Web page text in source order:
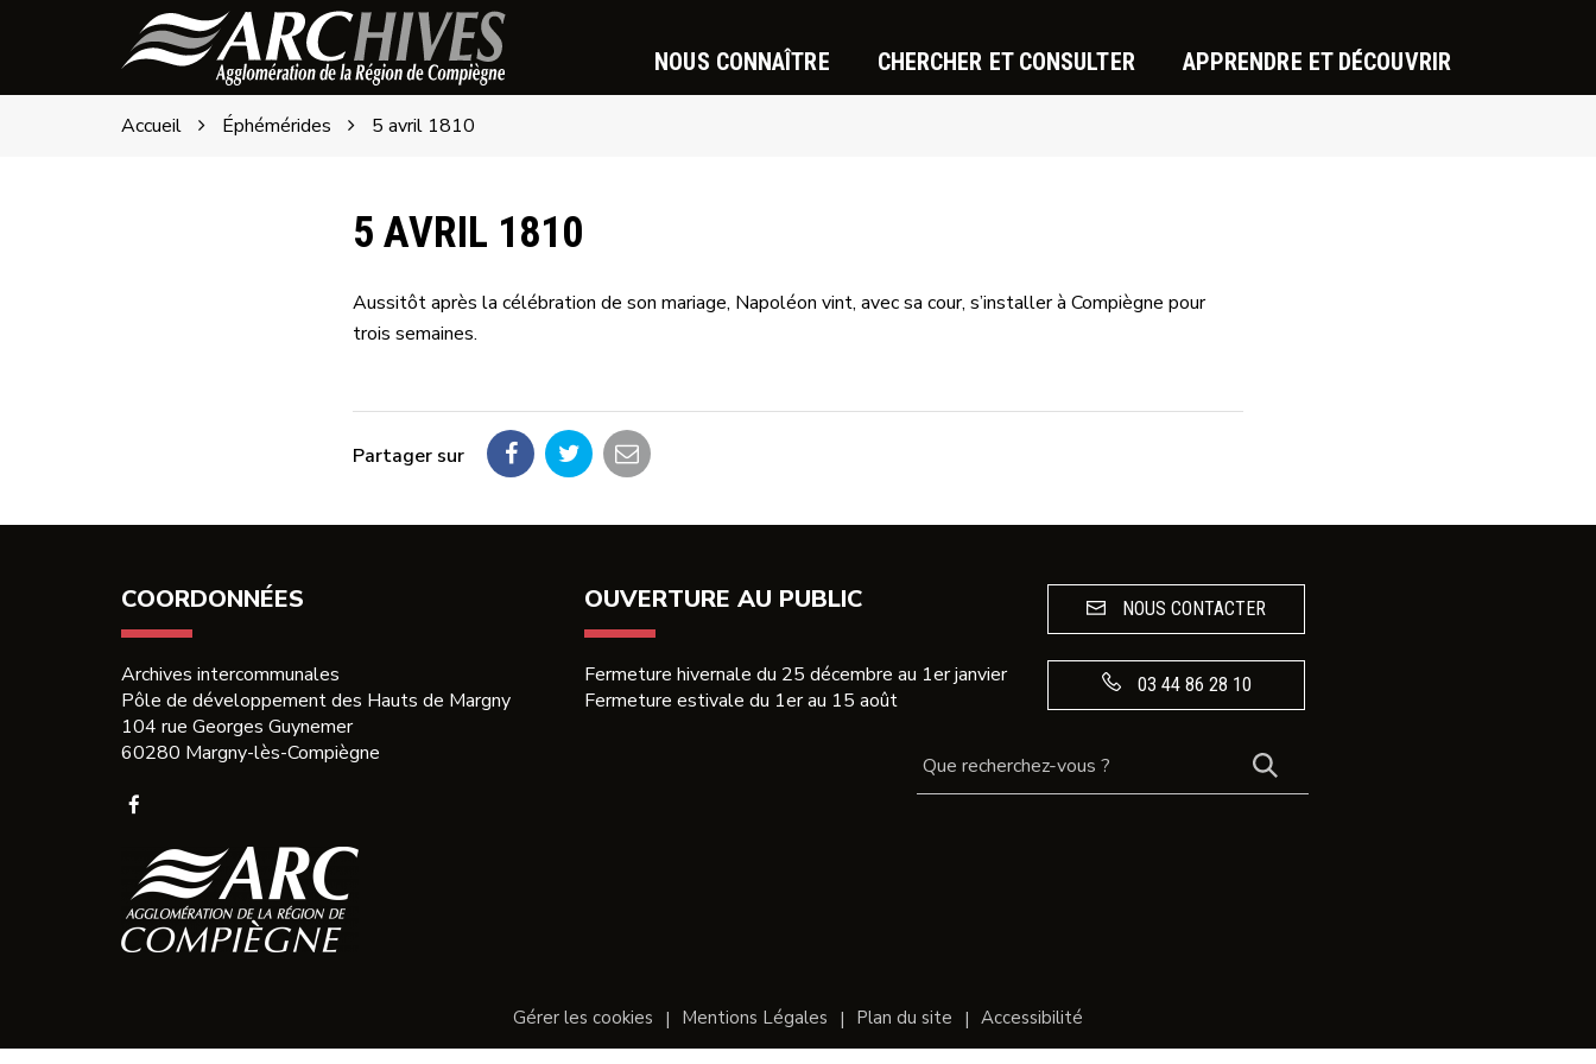
Archives
l'ARC
NOUS CONNAÎTRE CHERCHER ET CONSULTER APPRENDRE ET DÉCOUVRIR
Accueil Éphémérides 5 avril 1810
5 AVRIL 1810
Aussitôt après la célébration de son mariage, Napoléon vint, avec sa cour, s’installer à Compiègne pour
trois semaines.
Partager sur
Partager
Facebook
Partager
Twitter
Partager
email
COORDONNÉES
Archives intercommunales
Pôle de développement des Hauts de Margny
104 rue Georges Guynemer
60280 Margny-lès-Compiègne
le
compte
Facebook
OUVERTURE AU PUBLIC
Fermeture hivernale du 25 décembre au 1er janvier
Fermeture estivale du 1er au 15 août
NOUS CONTACTER
03 44 86 28 10
RECHERCHER
Gérer les cookies Mentions Légales Plan du site Accessibilité